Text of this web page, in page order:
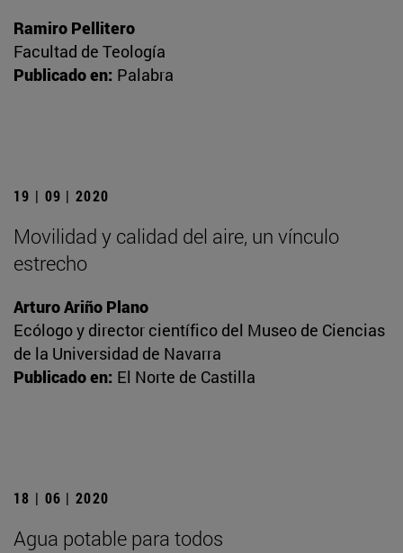
Ramiro Pellitero
Facultad de Teología
Publicado en: Palabra
19 | 09 | 2020
Movilidad y calidad del aire, un vínculo
estrecho
Arturo Ariño Plano
Ecólogo y director científico del Museo de Ciencias
de la Universidad de Navarra
Publicado en: El Norte de Castilla
18 | 06 | 2020
Agua potable para todos